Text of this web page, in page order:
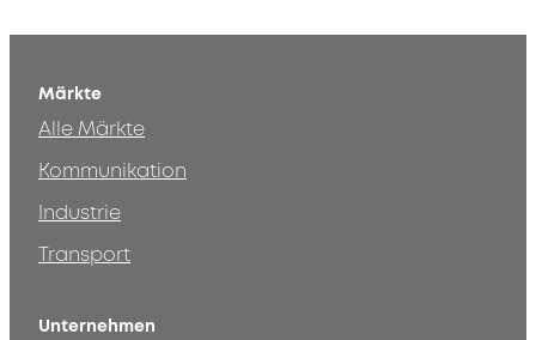
Märkte
Alle Märkte
Kommunikation
Industrie
Transport
Unternehmen